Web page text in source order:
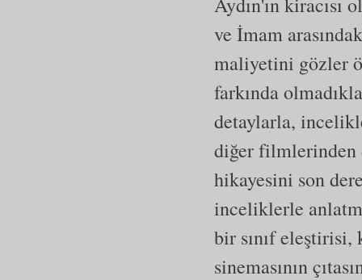
ve İmam
maliyetini gözler
farkında
detaylarla,
diğer filmlerinden
hikayesini son
inceliklerle
bir sınıf eleştirisi,
sinemasının